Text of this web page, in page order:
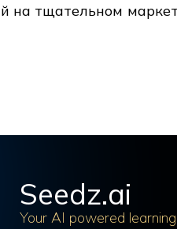
на тщательном
Seedz.ai
Your AI powered